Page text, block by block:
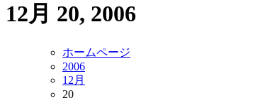
12月 20, 2006
ホームページ
2006
12月
20